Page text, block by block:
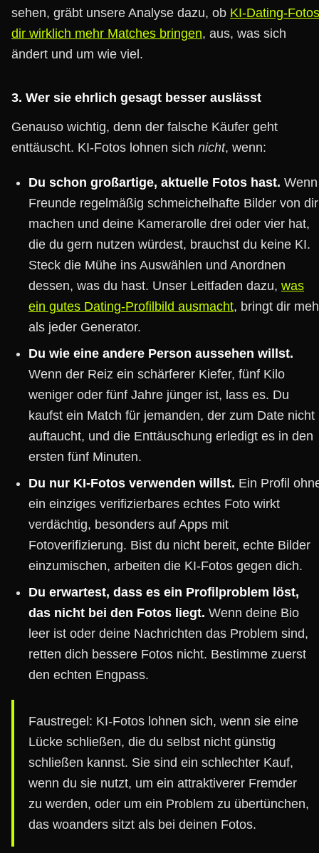
sehen, gräbt unsere Analyse dazu, ob KI-Dating-Fotos
dir wirklich mehr Matches bringen, aus, was sich
ändert und um wie viel.
3. Wer sie ehrlich gesagt besser auslässt
Genauso wichtig, denn der falsche Käufer geht
enttäuscht. KI-Fotos lohnen sich nicht, wenn:
Du schon großartige, aktuelle Fotos hast. Wenn
Freunde regelmäßig schmeichelhafte Bilder von dir
machen und deine Kamerarolle drei oder vier hat,
die du gern nutzen würdest, brauchst du keine KI.
Steck die Mühe ins Auswählen und Anordnen
dessen, was du hast. Unser Leitfaden dazu, was
ein gutes Dating-Profilbild ausmacht, bringt dir
als jeder Generator.
Du wie eine andere Person aussehen willst.
Wenn der Reiz ein schärferer Kiefer, fünf Kilo
weniger oder fünf Jahre jünger ist, lass es. Du
kaufst ein Match für jemanden, der zum Date nicht
auftaucht, und die Enttäuschung erledigt es in den
ersten fünf Minuten.
Du nur KI-Fotos verwenden willst. Ein Profil
ein einziges verifizierbares echtes Foto wirkt
verdächtig, besonders auf Apps mit
Fotoverifizierung. Bist du nicht bereit, echte Bilder
einzumischen, arbeiten die KI-Fotos gegen dich.
Du erwartest, dass es ein Profilproblem löst,
das nicht bei den Fotos liegt. Wenn deine Bio
leer ist oder deine Nachrichten das Problem sind,
retten dich bessere Fotos nicht. Bestimme zuerst
den echten Engpass.
Faustregel: KI-Fotos lohnen sich, wenn sie eine
Lücke schließen, die du selbst nicht günstig
schließen kannst. Sie sind ein schlechter Kauf,
wenn du sie nutzt, um ein attraktiverer Fremder
zu werden, oder um ein Problem zu übertünchen,
das woanders sitzt als bei deinen Fotos.